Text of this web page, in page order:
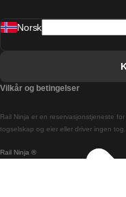
Rail Ninja ®
Rail Ninja er en reservasjons­tjeneste
togselskap og eier eller driver ingen tog.
Norsk
Vilkår og betingelser